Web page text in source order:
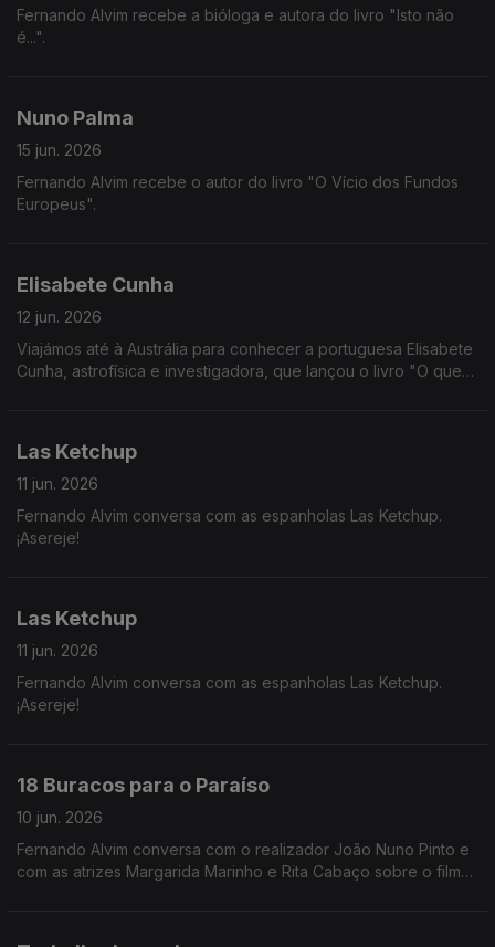
Fernando Alvim recebe a bióloga e autora do livro "Isto não
é...".
Nuno Palma
15 jun. 2026
Fernando Alvim recebe o autor do livro "O Vício dos Fundos
Europeus".
Elisabete Cunha
12 jun. 2026
Viajámos até à Austrália para conhecer a portuguesa Elisabete
Cunha, astrofísica e investigadora, que lançou o livro "O que
Las Ketchup
11 jun. 2026
Fernando Alvim conversa com as espanholas Las Ketchup.
¡Asereje!
Las Ketchup
11 jun. 2026
Fernando Alvim conversa com as espanholas Las Ketchup.
¡Asereje!
18 Buracos para o Paraíso
10 jun. 2026
Fernando Alvim conversa com o realizador João Nuno Pinto e
com as atrizes Margarida Marinho e Rita Cabaço sobre o filme